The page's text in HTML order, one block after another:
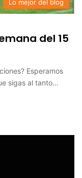
Lo mejor del blog
del 15
Esperamos
sigas al tanto…